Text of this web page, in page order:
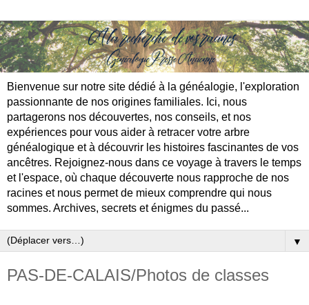
Bienvenue sur notre site dédié à la généalogie, l'exploration
passionnante de nos origines familiales. Ici, nous
partagerons nos découvertes, nos conseils, et nos
expériences pour vous aider à retracer votre arbre
généalogique et à découvrir les histoires fascinantes de vos
ancêtres. Rejoignez-nous dans ce voyage à travers le temps
et l'espace, où chaque découverte nous rapproche de nos
racines et nous permet de mieux comprendre qui nous
sommes. Archives, secrets et énigmes du passé...
▼
PAS-DE-CALAIS/Photos de classes